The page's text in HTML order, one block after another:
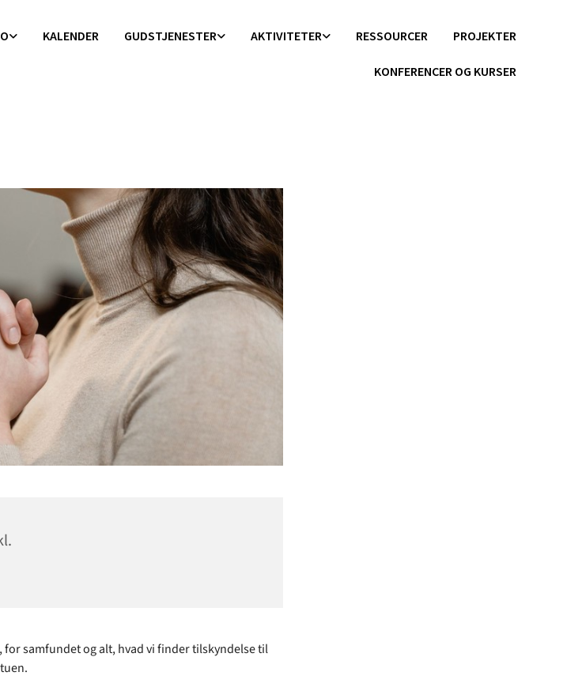
KALENDER GUDSTJENESTER AKTIVITETER RESSOURCER PROJEKTER
KONFERENCER OG KURSER
samfundet og alt, hvad vi finder tilskyndelse til